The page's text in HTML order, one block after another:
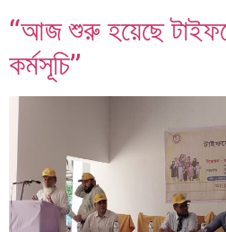
“আজ শুরু হয়েছে
কর্মসূচি”